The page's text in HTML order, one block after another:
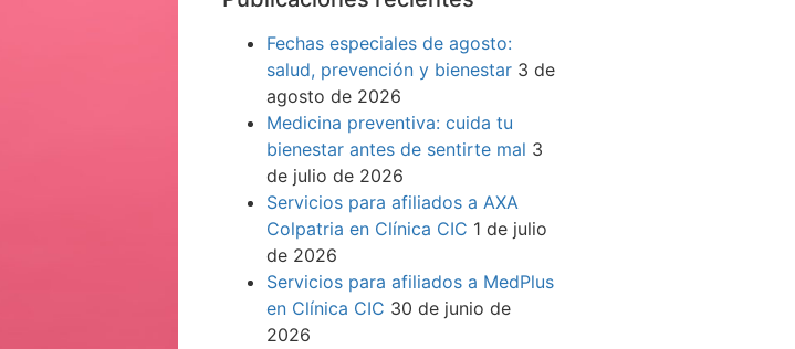
Fechas especiales de agosto:
salud, prevención y bienestar 3 de
agosto de 2026
Medicina preventiva: cuida tu
bienestar antes de sentirte mal 3
de julio de 2026
Servicios para afiliados a AXA
Colpatria en Clínica CIC 1 de julio
de 2026
Servicios para afiliados a MedPlus
en Clínica CIC 30 de junio de
2026